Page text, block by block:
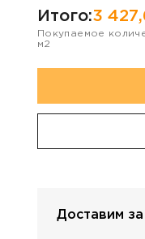
Итого:3
Покупаемое
м2
Доставим